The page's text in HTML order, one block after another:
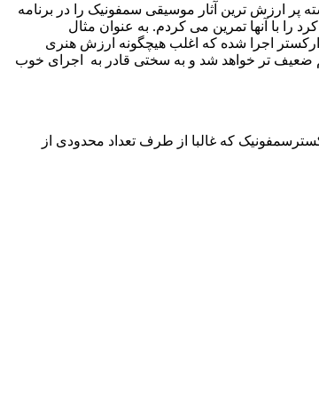
پر ارزش ترین آثار موسیقی سمفونیک را در برنامه
را با آنها تمرین می کردم. به عنوان مثال
ارکستر اجرا شده که اغلب هیچگونه ارزش هنری
ضعیف تر خواهد شد و به سختی قادر به اجرای خوب
که غالبا از طرف تعداد محدودی از